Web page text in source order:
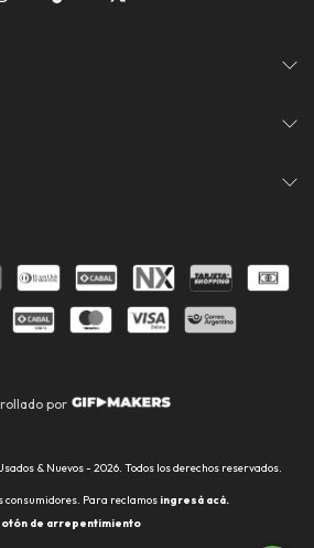
por
& Nuevos - 2026. Todos los derechos reservados.
consumidores. Para reclamos ingresá acá.
de arrepentimiento